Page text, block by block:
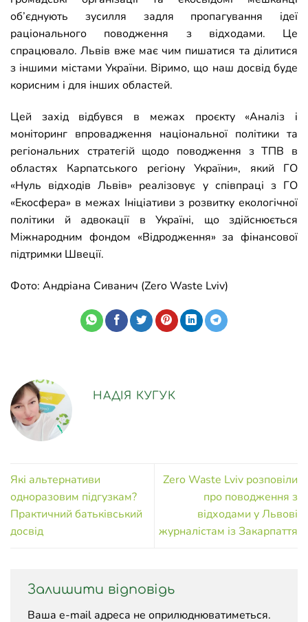
об’єднують зусилля задля пропагування ідеї
раціонального поводження з відходами. Це
спрацювало. Львів вже має чим пишатися та ділитися
з іншими містами України. Віримо, що наш досвід буде
корисним і для інших областей.
Цей захід відбувся в межах проєкту «Аналіз i
моніторинг впровадження національної політики та
регіональних стратегій щодо поводження з ТПВ в
областях Карпатського регіону України», який ГО
«Нуль відходів Львів» реалізовує у співпраці з ГО
«Екосфера» в межах Ініціативи з розвитку екологічної
політики й адвокації в Україні, що здійснюється
Міжнародним фондом «Відродження» за фінансової
підтримки Швеції.
Фото: Андріана Сиванич (Zero Waste Lviv)
НАДІЯ КУГУК
Які альтернативи
одноразовим підгузкам?
Практичний батьківський
досвід
Zero Waste Lviv розповіли
про поводження з
відходами у Львові
журналістам із Закарпаття
Залишити відповідь
Ваша e-mail адреса не оприлюднюватиметься.